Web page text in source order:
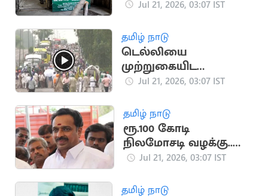
நடைமுறை -
அதிரடி
Jul 21, 2026, 03:07 IST
தமிழ் நாடு
டெல்லியை
முற்றுகையிட
விவசாயிகள் ஆயத்தம்
Jul 21, 2026, 03:07 IST
தமிழ் நாடு
ரூ.100 கோடி
நிலமோசடி வழக்கு..
எம்.ஆர்.விஜயபாசகர்
உத்தரவு
Jul 21, 2026, 03:07 IST
தமிழ் நாடு